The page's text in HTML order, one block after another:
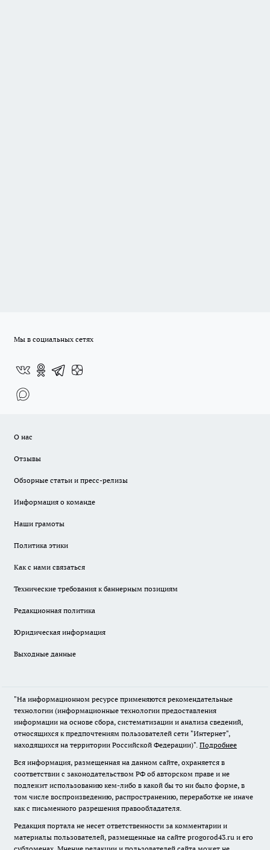
Мы в социальных сетях
О нас
Отзывы
Обзорные статьи и пресс-релизы
Информация о команде
Наши грамоты
Политика этики
Как с нами связаться
Технические требования к баннерным позициям
Редакционная политика
Юридическая информация
Выходные данные
"На информационном ресурсе применяются рекомендательные
технологии (информационные технологии предоставления
информации на основе сбора, систематизации и анализа сведений,
относящихся к предпочтениям пользователей сети "Интернет",
находящихся на территории Российской Федерации)". Подробнее
Вся информация, размещенная на данном сайте, охраняется в
соответствии с законодательством РФ об авторском праве и не
подлежит использованию кем-либо в какой бы то ни было форме, в
том числе воспроизведению, распространению, переработке не иначе
как с письменного разрешения правообладателя.
Редакция портала не несет ответственности за комментарии и
материалы пользователей, размещенные на сайте progorod43.ru и его